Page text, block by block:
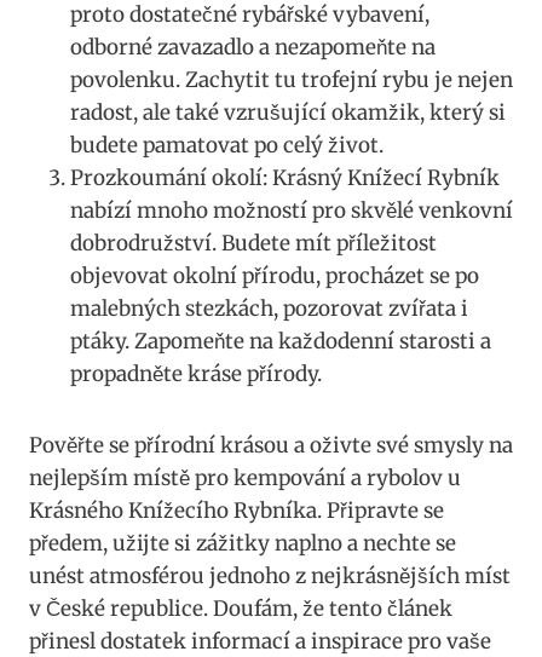
proto dostatečné rybářské vybavení,
odborné zavazadlo a nezapomeňte na
povolenku. Zachytit tu trofejní rybu je nejen
radost, ale také vzrušující okamžik, který si
budete pamatovat po celý život.
Prozkoumání okolí: Krásný Knížecí Rybník
nabízí mnoho možností pro skvělé venkovní
dobrodružství. Budete mít příležitost
objevovat okolní přírodu, procházet se po
malebných stezkách, pozorovat zvířata i
ptáky. Zapomeňte na každodenní starosti a
propadněte kráse přírody.
Pověřte se přírodní krásou a oživte své smysly na
nejlepším místě pro kempování a rybolov u
Krásného Knížecího Rybníka. Připravte se
předem, užijte si zážitky naplno a nechte se
unést atmosférou jednoho z nejkrásnějších míst
v České republice. Doufám, že tento článek
přinesl dostatek informací a inspirace pro vaše